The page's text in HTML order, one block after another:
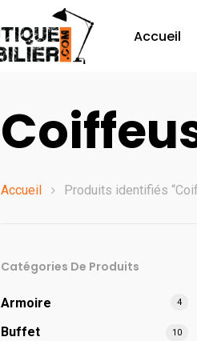
Accueil
Accueil Produits identifiés
Catégories De Produits
Armoire 4
Buffet 10